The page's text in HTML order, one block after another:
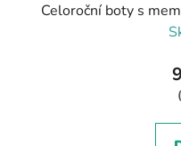
Celoroční boty s